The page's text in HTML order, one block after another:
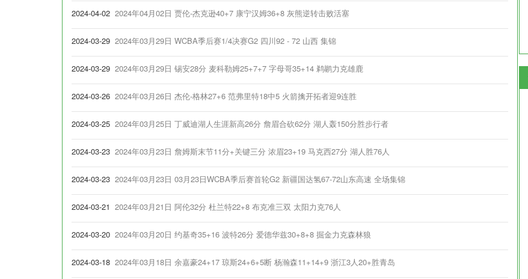
2024-04-02 2024年04月02日 贾伦-杰克逊40+7 康宁汉姆36+8 灰熊逆转击败活塞
2024-03-29 2024年03月29日 WCBA季后赛1/4决赛G2 四川92 - 72 山西 集锦
2024-03-29 2024年03月29日 锡安28分 麦科勒姆25+7+7 字母哥35+14 鹈鹕力克雄鹿
2024-03-26 2024年03月26日 杰伦-格林27+6 范弗里特18中5 火箭擒开拓者迎9连胜
2024-03-25 2024年03月25日 丁威迪湖人生涯新高26分 詹眉合砍62分 湖人轰150分胜步行者
2024-03-23 2024年03月23日 詹姆斯末节11分+关键三分 浓眉23+19 马克西27分 湖人胜76人
2024-03-23 2024年03月23日 03月23日WCBA季后赛首轮G2 新疆国达氢67-72山东高速 全场集锦
2024-03-21 2024年03月21日 阿伦32分 杜兰特22+8 布克准三双 太阳力克76人
2024-03-20 2024年03月20日 约基奇35+16 波特26分 爱德华兹30+8+8 掘金力克森林狼
2024-03-18 2024年03月18日 余嘉豪24+17 琼斯24+6+5断 杨瀚森11+14+9 浙江3人20+胜青岛